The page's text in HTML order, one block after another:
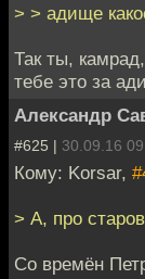
> > адище
Так ты,
тебе это за
Александр
#625 | 30.09.16
Кому: Korsar,
> А, про
Со времён